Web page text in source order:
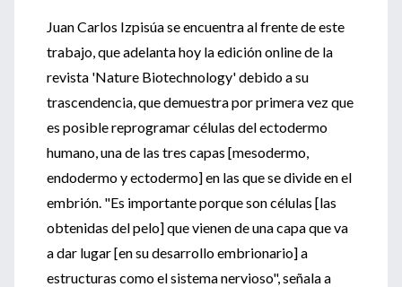
Juan Carlos Izpisúa se encuentra al frente de este
trabajo, que adelanta hoy la edición online de la
revista 'Nature Biotechnology' debido a su
trascendencia, que demuestra por primera vez que
es posible reprogramar células del ectodermo
humano, una de las tres capas [mesodermo,
endodermo y ectodermo] en las que se divide en el
embrión. "Es importante porque son células [las
obtenidas del pelo] que vienen de una capa que va
a dar lugar [en su desarrollo embrionario] a
estructuras como el sistema nervioso", señala a